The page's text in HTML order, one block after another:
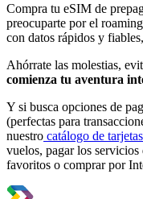
Compra tu eSIM de
preocuparte por el
con datos rápidos y
Ahórrate las molestias,
comienza tu aventura
Y si busca opciones de
(perfectas para
nuestro catálogo de
vuelos, pagar los servicios
favoritos o comprar por